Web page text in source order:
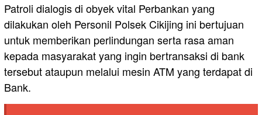
Patroli dialogis di obyek vital Perbankan yang
dilakukan oleh Personil Polsek Cikijing ini bertujuan
untuk memberikan perlindungan serta rasa aman
kepada masyarakat yang ingin bertransaksi di bank
tersebut ataupun melalui mesin ATM yang terdapat di
Bank.